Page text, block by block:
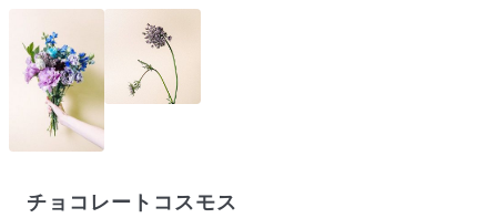
チョコレートコスモス